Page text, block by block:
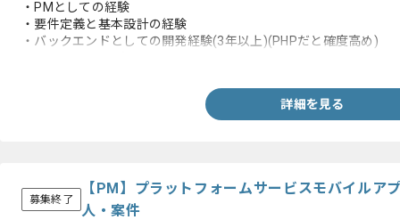
・PMとしての経験
・要件定義と基本設計の経験
・バックエンドとしての開発経験(3年以上)(PHPだと確度高め)
詳細を見る
募集終了
【PM】プラットフォームサービスモバイルア
人・案件